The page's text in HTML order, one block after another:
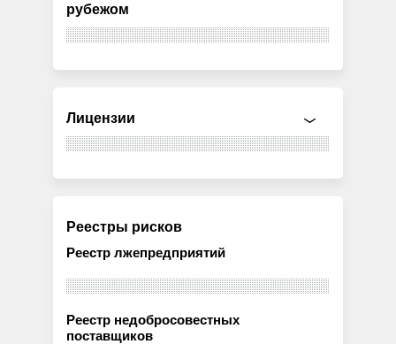
рубежом
Лицензии
Реестры рисков
Реестр лжепредприятий
Реестр недобросовестных
поставщиков